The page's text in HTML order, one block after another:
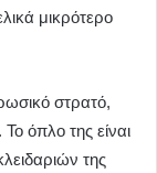
μικρότερο
στρατό,
όπλο της είναι
της